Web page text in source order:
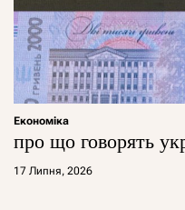
Економіка
про що говорять
17 Липня, 2026